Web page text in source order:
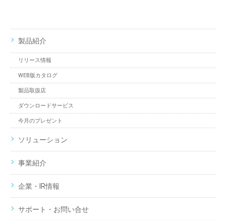
製品紹介
リリース情報
WEB版カタログ
製品取扱店
ダウンロードサービス
今月のプレゼント
ソリューション
事業紹介
企業・IR情報
サポート・お問い合せ